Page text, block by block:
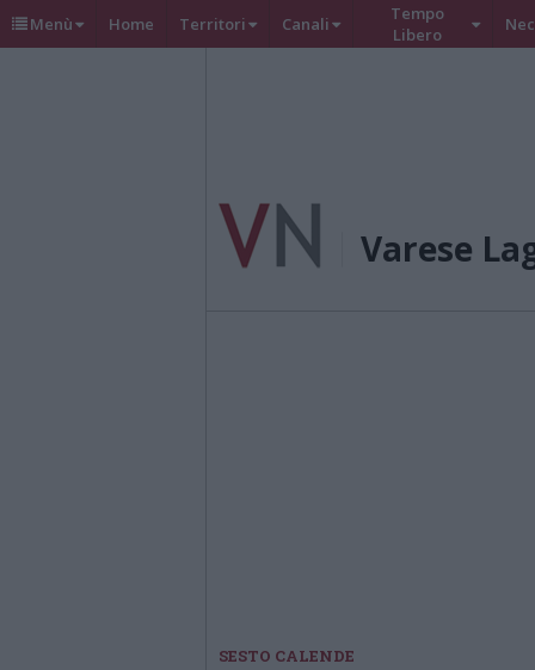
Menù Home Territori Canali
Tempo
Libero
Varese
SESTO CALENDE